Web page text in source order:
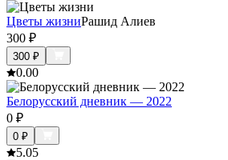
Цветы жизниРашид Алиев
300 ₽
300 ₽
0.00
Белорусский дневник — 2022
0 ₽
0 ₽
5.05